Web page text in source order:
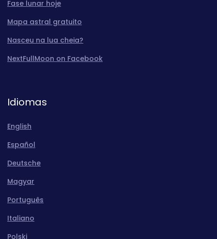
Fase lunar hoje
Mapa astral gratuito
Nasceu na lua cheia?
NextFullMoon on Facebook
Idiomas
English
Español
Deutsche
Magyar
Português
Italiano
Polski